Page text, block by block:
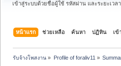
เข้าสู่ระบบด้วยชื่อผู้ใช้ รหัสผ่าน และระยะเวล
หน้าแรก ช่วยเหลือ ค้นหา ปฏิทิน เข้
รับจ้างโพสงาน » Profile of foraliv11 »